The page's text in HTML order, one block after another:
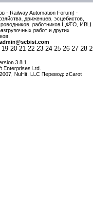
- Railway Automation Forum) -
движенцев, эсцебистов,
работников ЦФТО, ИВЦ
работ и других
admin@scbist.com
19 20 21 22 23 24 25 26 27 28
3.8.1
Enterprises Ltd.
NuHit, LLC Перевод: zCarot